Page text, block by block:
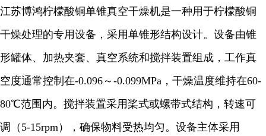
江苏博鸿柠檬酸铜单锥真空干燥机是一种用于柠檬酸铜
干燥处理的专用设备，采用单锥形结构设计。设备由锥
形罐体、加热夹套、真空系统和搅拌装置组成，工作真
空度通常控制在-0.096～-0.099MPa，干燥温度维持在60-
80℃范围内。搅拌装置采用桨式或螺带式结构，转速可
调（5-15rpm），确保物料受热均匀。设备主体采用